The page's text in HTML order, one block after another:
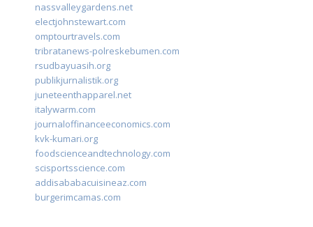
nassvalleygardens.net
electjohnstewart.com
omptourtravels.com
tribratanews-polreskebumen.com
rsudbayuasih.org
publikjurnalistik.org
juneteenthapparel.net
italywarm.com
journaloffinanceeconomics.com
kvk-kumari.org
foodscienceandtechnology.com
scisportsscience.com
addisababacuisineaz.com
burgerimcamas.com